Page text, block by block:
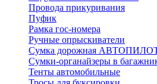
Провода прикуривания
Пуфик
Рамка гос-номера
Ручные опрыскиватели
Сумка дорожная
Сумки-органайзеры в
Тенты автомобильные